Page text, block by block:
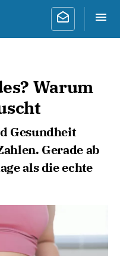
Warum
Gesundheit
Gerade ab
als die echte